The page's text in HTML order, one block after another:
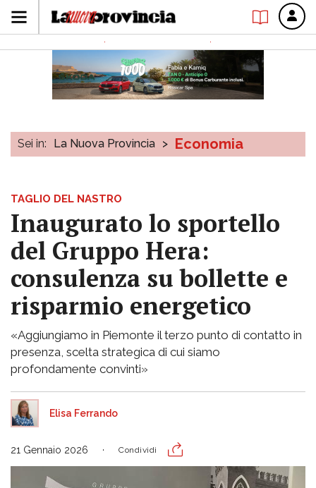
Sei in: La Nuova Provincia > Economia
TAGLIO DEL NASTRO
Inaugurato lo sportello
del Gruppo Hera:
consulenza su bollette e
risparmio energetico
«Aggiungiamo in Piemonte il terzo punto di contatto in
presenza, scelta strategica di cui siamo
profondamente convinti»
Elisa Ferrando
21 Gennaio 2026 Condividi